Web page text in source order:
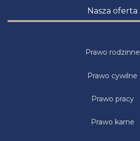
Nasza oferta
Prawo rodzinne
Prawo cywilne
Prawo pracy
Prawo karne